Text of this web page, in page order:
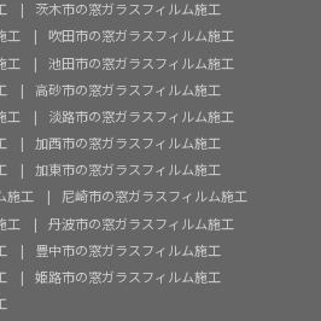
茨木市の窓ガラスフィルム施工
工
吹田市の窓ガラスフィルム施工
工
池田市の窓ガラスフィルム施工
高砂市の窓ガラスフィルム施工
工
淡路市の窓ガラスフィルム施工
加西市の窓ガラスフィルム施工
加東市の窓ガラスフィルム施工
施工
尼崎市の窓ガラスフィルム施工
工
丹波市の窓ガラスフィルム施工
豊中市の窓ガラスフィルム施工
姫路市の窓ガラスフィルム施工